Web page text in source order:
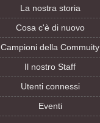
La nostra storia
Cosa c'è di nuovo
Campioni della Commuity
Il nostro Staff
Utenti connessi
Eventi